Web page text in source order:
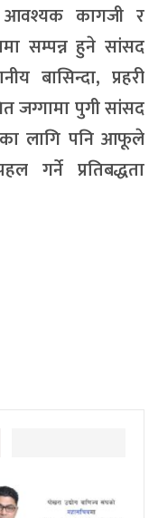
आवश्यक कागजी र
सम्पन्न हुने सांसद
बासिन्दा, प्रहरी
जग्गामा पुगी सांसद
लागि पनि आफूले
गर्ने प्रतिबद्धता